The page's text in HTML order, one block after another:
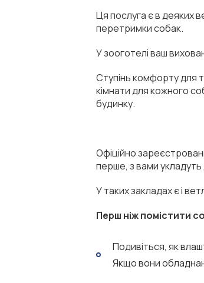
Ця послуга є в деяких
перетримки собак.
У зооготелі ваш
Ступінь комфорту для
кімнати для кожного
будинку.
Офіційно
перше, з вами укладуть
У таких закладах є і
Перш ніж помістити
Подивіться, як
Якщо вони